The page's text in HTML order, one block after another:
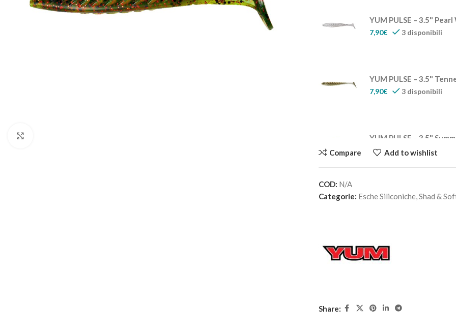
YUM PULSE – 3.5"
7,90€ 3 disponibili
YUM PULSE – 3.5"
7,90€ 3 disponibili
YUM PULSE – 3.5"
7,90 € 2 disponibili
YUM PULSE – 3.5"
FLK
YUM PULSE – 4.5" Pearl
Compare Add to wishlist
COD: N/A
Categorie: Esche Siliconiche,Shad &
Share: